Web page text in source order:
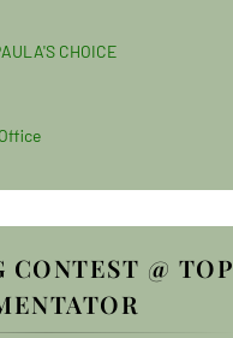
CHOICE
CONTEST @ TOP